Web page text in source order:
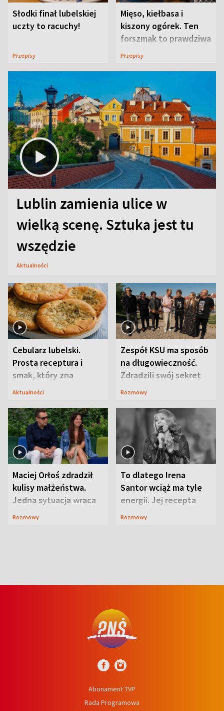
Słodki finał lubelskiej
uczty to racuchy!
Przepisy
Mięso, kiełbasa i
kiszony ogórek. Ten
forszmak to prawdziwa
uczta
Przepisy
Lublin zamienia ulice w
wielką scenę. Sztuka jest tu
wszędzie
Aktualności
Cebularz lubelski.
Prosta receptura i
smak, który zna
Lubelszczyzna
Aktualności
Zespół KSU ma sposób
na długowieczność.
Zdradzili swój sekret
Rozmowy
Maciej Orłoś zdradził
kulisy małżeństwa.
Jedna sytuacja wraca
jak bumerang
Rozmowy
To dlatego Irena
Santor wciąż ma tyle
energii. Jej recepta
jest zaskakująco
Rozmowy
Abonament TVP
Rada Programowa